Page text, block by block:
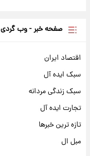
صفحه خبر - وب گردی
اقتصاد ایران
سبک ایده آل
سبک زندگی مردانه
تجارت ایده آل
تازه ترین خبرها
مبل ال